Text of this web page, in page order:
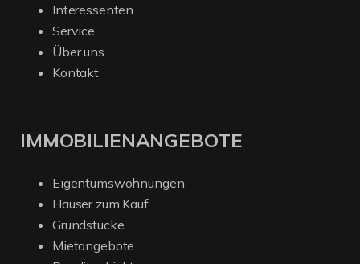
Interessenten
Service
Über uns
Kontakt
IMMOBILIENANGEBOTE
Eigentumswohnungen
Häuser zum Kauf
Grundstücke
Mietangebote